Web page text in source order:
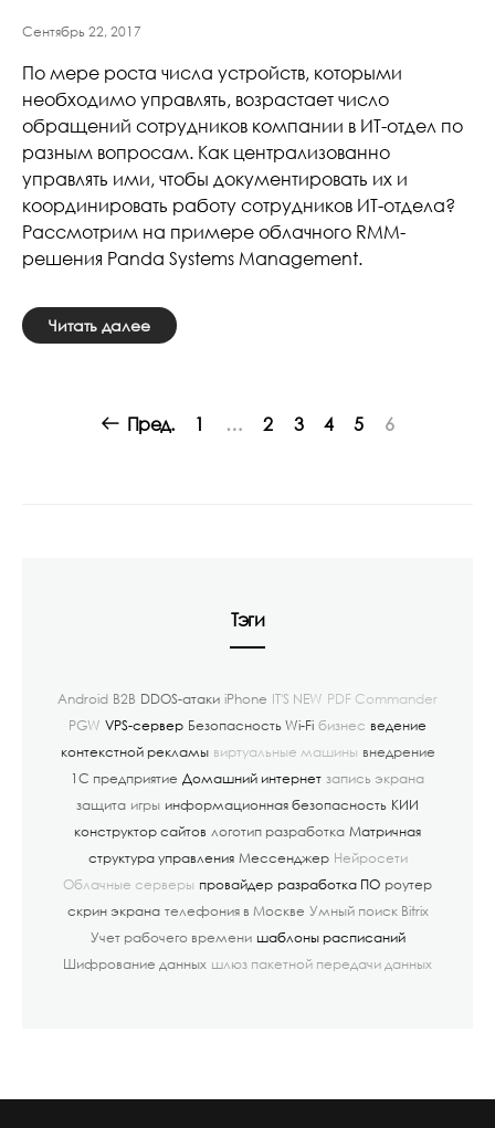
Сентябрь 22, 2017
По мере роста числа устройств, которыми
необходимо управлять, возрастает число
обращений сотрудников компании в ИТ-отдел по
разным вопросам. Как централизованно
управлять ими, чтобы документировать их и
координировать работу сотрудников ИТ-отдела?
Рассмотрим на примере облачного RMM-
решения Panda Systems Management.
Читать далее
navigationПред. 1 … 2 3 4 5 6
Тэги
Android B2B DDOS-атаки iPhone IT'S NEW PDF Commander
PGW VPS-сервер Безопасность Wi-Fi бизнес ведение
контекстной рекламы виртуальные машины внедрение
1С предприятие Домашний интернет запись экрана
защита игры информационная безопасность КИИ
конструктор сайтов логотип разработка Матричная
структура управления Мессенджер Нейросети
Облачные серверы провайдер разработка ПО роутер
скрин экрана телефония в Москве Умный поиск Bitrix
Учет рабочего времени шаблоны расписаний
Шифрование данных шлюз пакетной передачи данных